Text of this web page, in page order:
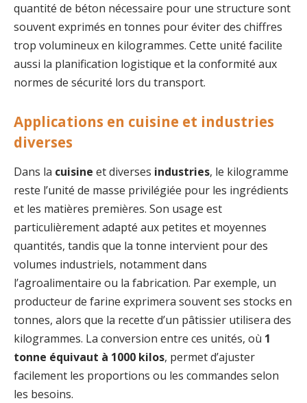
quantité de béton nécessaire pour une structure sont
souvent exprimés en tonnes pour éviter des chiffres
trop volumineux en kilogrammes. Cette unité facilite
aussi la planification logistique et la conformité aux
normes de sécurité lors du transport.
Applications en cuisine et industries
diverses
Dans la cuisine et diverses industries, le kilogramme
reste l’unité de masse privilégiée pour les ingrédients
et les matières premières. Son usage est
particulièrement adapté aux petites et moyennes
quantités, tandis que la tonne intervient pour des
volumes industriels, notamment dans
l’agroalimentaire ou la fabrication. Par exemple, un
producteur de farine exprimera souvent ses stocks en
tonnes, alors que la recette d’un pâtissier utilisera des
kilogrammes. La conversion entre ces unités, où 1
tonne équivaut à 1000 kilos, permet d’ajuster
facilement les proportions ou les commandes selon
les besoins.